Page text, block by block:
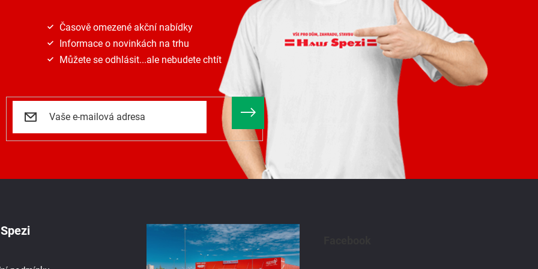
Časově omezené akční nabídky
Informace o novinkách na trhu
Můžete se odhlásit...ale nebudete chtít